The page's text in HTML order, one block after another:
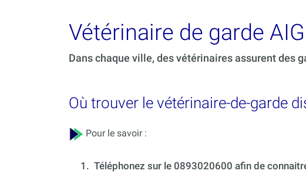
Vétérinaire de garde
Dans chaque ville, des vétérinaires assurent des
Où trouver le vétérinaire-de-garde
Pour le savoir :
1. Téléphonez sur le 0893020600 afin de